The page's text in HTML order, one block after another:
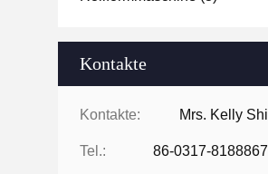
Kontakte
Kontakte: Mrs. Kelly Shi
Tel.: 86-0317-8188867